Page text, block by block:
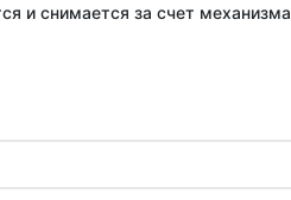
и снимается за счет механизма